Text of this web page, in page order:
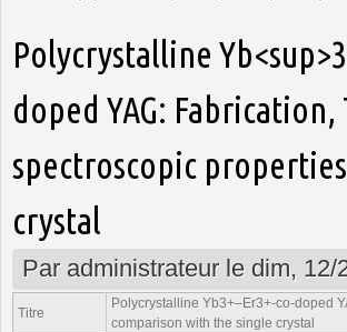
Polycrystalline
doped YAG:
spectroscopic
crystal
Par administrateurle dim, 12/
Titre
Polycrystalline Yb3+–Er3+-co-doped
comparison with the single crystal